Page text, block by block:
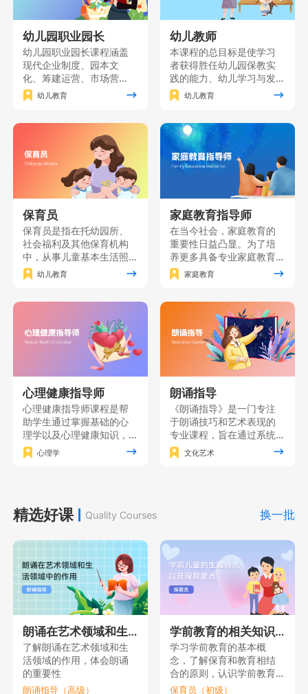
幼儿园职业园长
幼儿园职业园长课程涵盖
现代企业制度、园本文
化、筹建运营、市场营
销、园长职业素质、课程
创新及资源分析等关键知
维的职业园长，为幼儿园
的发展提供全方位指导与
支持。
幼儿教育
幼儿教师
本课程的总目标是使学习
者获得胜任幼儿园保教实
践的能力、幼儿学习与发
展的研究能力自我发展的
能力，并树立“师德为先、
童为本”的教育理念。主要
面向准备从事幼儿园、托
育机构、学前文教公司等
工作的个人和单位员工。
幼儿教育
保育员
保育员是指在托幼园所、
社会福利及其他保育机构
中，从事儿童基本生活照
料、保健、自理能力培养
和辅助教育工作的人员。
求，对保育员应具有的基
础知识和基本技能进行培
训的一门课程。
幼儿教育
家庭教育指导师
在当今社会，家庭教育的
重要性日益凸显。为了培
养更多具备专业家庭教育
知识和技能的家长，我们
精心打造了一门家庭教育
理论知识与实践技能紧密
结合，致力于为广大家长
提供一个系统、全面的学
习平台。
家庭教育
心理健康指导师
心理健康指导师课程是帮
助学生通过掌握基础的心
理学以及心理健康知识，
形成对人的心理的全面理
解，在此基础上掌握心理
心理学
朗诵指导
《朗诵指导》是一门专注
于朗诵技巧和艺术表现的
专业课程，旨在通过系统
的训练和实践使学员掌握
朗诵的基本功，同时注重
舞台上自如地展现自己的
文化艺术
精选好课 Quality Courses 换一批
朗诵在艺术领域和生活领域中的作用
了解朗诵在艺术领域和生
活领域的作用，体会朗诵
的重要性
朗诵指导（高级）
学前教育的相关知识（一）
学习学前教育的基本概
念，了解保育和教育相结
合的原则，认识学前教育
的重要性。
保育员（初级）